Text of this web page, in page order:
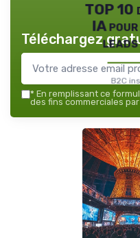
TOP 10
IA
B2C
Téléchargez
* En remplissant ce
des fins commerciales